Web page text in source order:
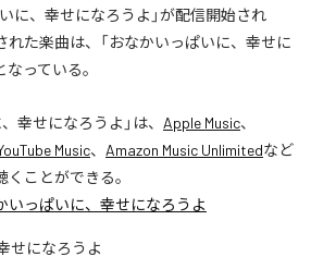
に、幸せになろうよ」が配信開始され
た楽曲は、「おなかいっぱいに、幸せに
っている。
幸せになろうよ 」は、 Apple Music、
Music、 Amazon Music Unlimitedなど
ことができる。
いっぱいに、幸せになろうよ